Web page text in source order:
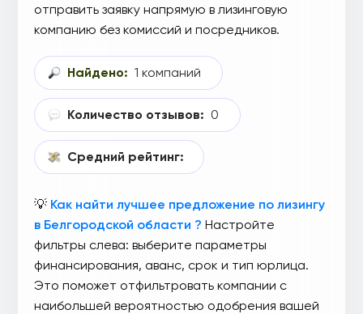
отправить заявку напрямую в лизинговую
компанию без комиссий и посредников.
Найдено: 1 компаний
Количество отзывов: 0
Средний рейтинг:
💡 Как найти лучшее предложение по лизингу
в Белгородской области ? Настройте
фильтры слева: выберите параметры
финансирования, аванс, срок и тип юрлица.
Это поможет отфильтровать компании с
наибольшей вероятностью одобрения вашей